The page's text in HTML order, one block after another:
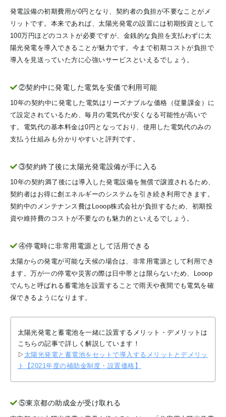
発電設備の初期費用が0円となり、契約者の負担が不要なことがメ
リットです。本来であれば、太陽光発電の設置には初期投資として
100万円ほどのコストが必要ですが、金銭的な負担を支払わずに太
陽光発電を導入できることが魅力です。今まで初期コストが負担で
導入を見送っていた方に心強いサービスといえるでしょう。
②契約中に発電した電気を安価で利用可能
10年の契約中に発電した電気はリーズナブルな価格（従量課金）に
て設定されているため、毎月の電気代が安くなる可能性が高いで
す。電気代の基本料金は0円となっており、使用した電気代のみの
支払う仕組みも分かりやすいと評判です。
③契約終了後に太陽光発電設備が手に入る
10年の契約満了後には導入した発電設備を無償で譲渡されるため、
契約者はお得に創エネルギーのシステムを引き続き利用できます。
契約中のメンテナンス費はLooop株式会社が負担するため、初期投
資や維持費のコストが不要なのも魅力的といえるでしょう。
④停電時に非常用電源として活用できる
太陽からの発電が可能な天候の場合は、非常用電源として利用でき
ます。万が一の停電や災害の際は日中帯とは限らないため、Looop
でんちと呼ばれる蓄電池を設置することで雨天や夜間でも電気を確
保できるようになります。
太陽光発電と蓄電池を一緒に設置するメリット・デメリットは
こちらの記事で詳しく解説しています！
▷ 太陽光発電と蓄電池をセットで導入するメリットとデメリッ
ト【2021年度の補助金制度・設置価格】
⑤東京都の助成金が受け取れる